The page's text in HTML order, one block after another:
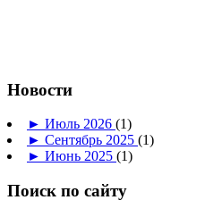
Новости
► Июль 2026 (1)
► Сентябрь 2025 (1)
► Июнь 2025 (1)
Поиск по сайту